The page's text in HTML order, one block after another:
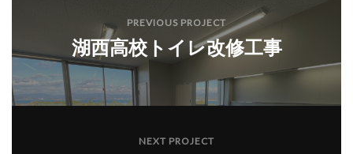
PREVIOUS PROJECT
湖西高校トイレ改修工事
NEXT PROJECT